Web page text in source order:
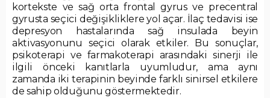
kortekste ve sağ orta frontal gyrus ve precentral
gyrusta seçici değişikliklere yol açar. İlaç tedavisi ise
depresyon hastalarında sağ insulada beyin
aktivasyonunu seçici olarak etkiler. Bu sonuçlar,
psikoterapi ve farmakoterapi arasındaki sinerji ile
ilgili önceki kanıtlarla uyumludur, ama aynı
zamanda iki terapinin beyinde farklı sinirsel etkilere
de sahip olduğunu göstermektedir.